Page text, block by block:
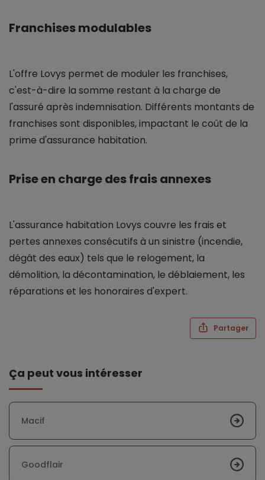
Franchises modulables
L'offre Lovys permet de moduler les franchises,
c'est-à-dire la somme restant à la charge de
l'assuré après indemnisation. Différents montants de
franchises sont disponibles, impactant le coût de la
prime d'assurance habitation.
Prise en charge des frais annexes
L'assurance habitation Lovys couvre les frais et
pertes annexes consécutifs à un sinistre (incendie,
dégât des eaux) tels que le relogement, la
démolition, la décontamination, le déblaiement, les
réparations et les honoraires d'expert.
Partager
Ça peut vous intéresser
Macif
Goodflair